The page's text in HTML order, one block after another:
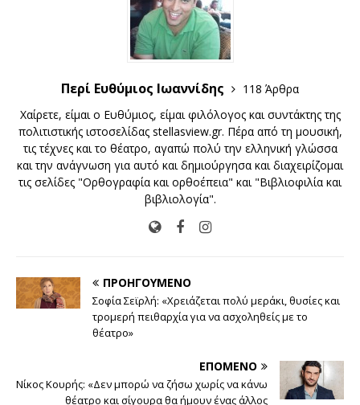
Περί Ευθύμιος Ιωαννίδης
118 Άρθρα
Xαίρετε, είμαι ο Ευθύμιος, είμαι φιλόλογος και συντάκτης της
πολιτιστικής ιστοσελίδας stellasview.gr. Πέρα από τη μουσική,
τις τέχνες και το θέατρο, αγαπώ πολύ την ελληνική γλώσσα
και την ανάγνωση για αυτό και δημιούργησα και διαχειρίζομαι
τις σελίδες "Ορθογραφία και ορθοέπεια" και "Βιβλιοφιλία και
βιβλιολογία".
ΠΡΟΗΓΟΎΜΕΝΟ
Σοφία Σεϊρλή: «Χρειάζεται πολύ μεράκι, θυσίες και
τρομερή πειθαρχία για να ασχοληθείς με το
θέατρο»
ΕΠΌΜΕΝΟ
Νίκος Κουρής: «Δεν μπορώ να ζήσω χωρίς να κάνω
θέατρο και σίγουρα θα ήμουν ένας άλλος